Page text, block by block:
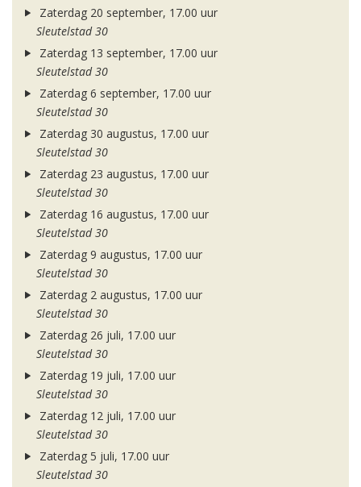
Zaterdag 20 september, 17.00 uur
Sleutelstad 30
Zaterdag 13 september, 17.00 uur
Sleutelstad 30
Zaterdag 6 september, 17.00 uur
Sleutelstad 30
Zaterdag 30 augustus, 17.00 uur
Sleutelstad 30
Zaterdag 23 augustus, 17.00 uur
Sleutelstad 30
Zaterdag 16 augustus, 17.00 uur
Sleutelstad 30
Zaterdag 9 augustus, 17.00 uur
Sleutelstad 30
Zaterdag 2 augustus, 17.00 uur
Sleutelstad 30
Zaterdag 26 juli, 17.00 uur
Sleutelstad 30
Zaterdag 19 juli, 17.00 uur
Sleutelstad 30
Zaterdag 12 juli, 17.00 uur
Sleutelstad 30
Zaterdag 5 juli, 17.00 uur
Sleutelstad 30